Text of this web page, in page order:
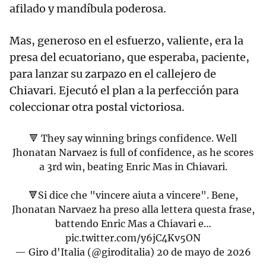
afilado y mandíbula poderosa.
Mas, generoso en el esfuerzo, valiente, era la
presa del ecuatoriano, que esperaba, paciente,
para lanzar su zarpazo en el callejero de
Chiavari. Ejecutó el plan a la perfección para
coleccionar otra postal victoriosa.
🔻 They say winning brings confidence. Well
Jhonatan Narvaez is full of confidence, as he scores
a 3rd win, beating Enric Mas in Chiavari.
🔻Si dice che "vincere aiuta a vincere". Bene,
Jhonatan Narvaez ha preso alla lettera questa frase,
battendo Enric Mas a Chiavari e…
pic.twitter.com/y6jC4Kv5ON
— Giro d'Italia (@giroditalia) 20 de mayo de 2026